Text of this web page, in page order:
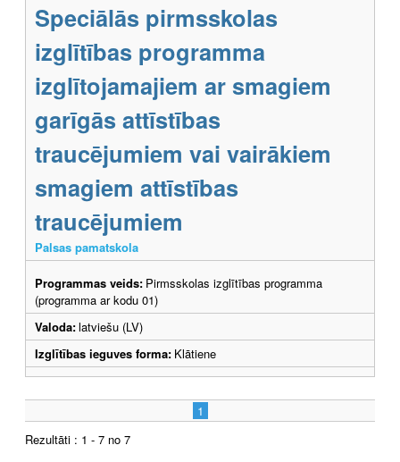
Speciālās pirmsskolas
izglītības programma
izglītojamajiem ar smagiem
garīgās attīstības
traucējumiem vai vairākiem
smagiem attīstības
traucējumiem
Palsas pamatskola
Programmas veids: Pirmsskolas izglītības programma
(programma ar kodu 01)
Valoda:latviešu (LV)
Izglītības ieguves forma: Klātiene
1
Rezultāti : 1 - 7 no 7